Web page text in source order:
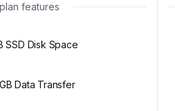
plan features
SSD Disk Space
Data Transfer